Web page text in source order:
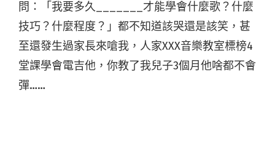
問：「我要多久_______才能學會什麼歌？什麼
技巧？什麼程度？」都不知道該哭還是該笑，甚
至還發生過家長來嗆我，人家XXX音樂教室標榜4
堂課學會電吉他，你教了我兒子3個月他啥都不會
彈……